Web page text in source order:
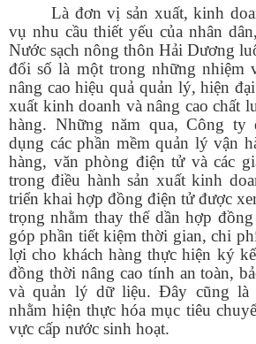
Là đơn vị sản xuất, kinh
vụ nhu cầu thiết yếu của nhân
Nước sạch nông thôn Hải Dương
đổi số là một trong những nhiệm
nâng cao hiệu quả quản lý, hiện
xuất kinh doanh và nâng cao chất
hàng. Những năm qua, Công ty
dụng các phần mềm quản lý vận
hàng, văn phòng điện tử và các
trong điều hành sản xuất kinh
triển khai hợp đồng điện tử được
trọng nhằm thay thế dần hợp
góp phần tiết kiệm thời gian, chi
lợi cho khách hàng thực hiện ký
đồng thời nâng cao tính an toàn,
và quản lý dữ liệu. Đây cũng là
nhằm hiện thực hóa mục tiêu
vực cấp nước sinh hoạt.